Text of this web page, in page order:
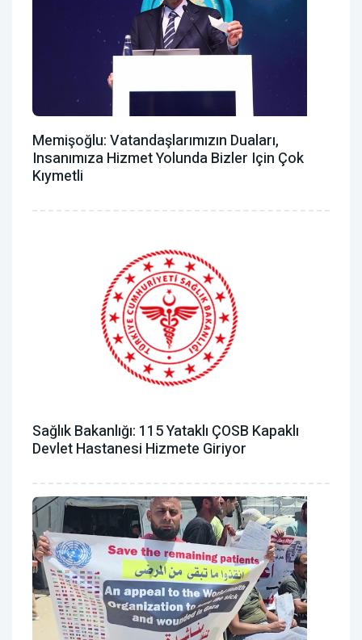
Memişoğlu: Vatandaşlarımızın Duaları,
Insanımıza Hizmet Yolunda Bizler Için Çok
Kıymetli
Sağlık Bakanlığı: 115 Yataklı ÇOSB Kapaklı
Devlet Hastanesi Hizmete Giriyor